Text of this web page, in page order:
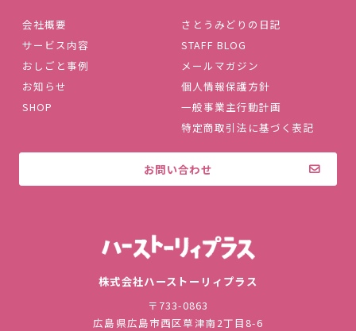
会社概要
サービス内容
おしごと事例
お知らせ
SHOP
さとうみどりの日記
STAFF BLOG
メールマガジン
個人情報保護方針
一般事業主行動計画
特定商取引法に基づく表記
お問い合わせ
株式会社ハーストーリィプラス
〒733-0863
広島県広島市西区草津南2丁目8-6